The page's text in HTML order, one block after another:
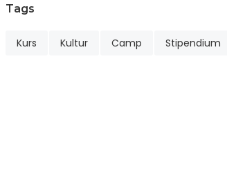
Tags
Kurs Kultur Camp Stipendium